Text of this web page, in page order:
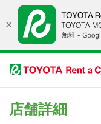
店舗詳細